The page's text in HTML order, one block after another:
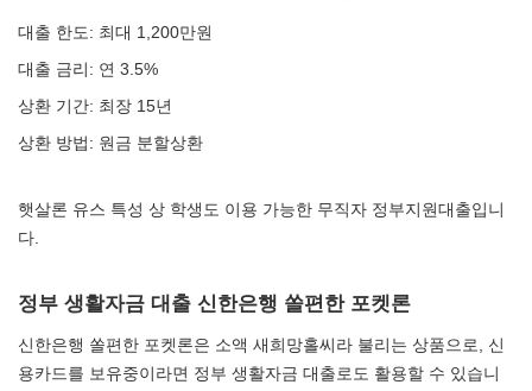
대출 한도: 최대 1,200만원
대출 금리: 연 3.5%
상환 기간: 최장 15년
상환 방법: 원금 분할상환
햇살론 유스 특성 상 학생도 이용 가능한 무직자 정부지원대출입니
다.
정부 생활자금 대출 신한은행 쏠편한 포켓론
신한은행 쏠편한 포켓론은 소액 새희망홀씨라 불리는 상품으로, 신
용카드를 보유중이라면 정부 생활자금 대출로도 활용할 수 있습니